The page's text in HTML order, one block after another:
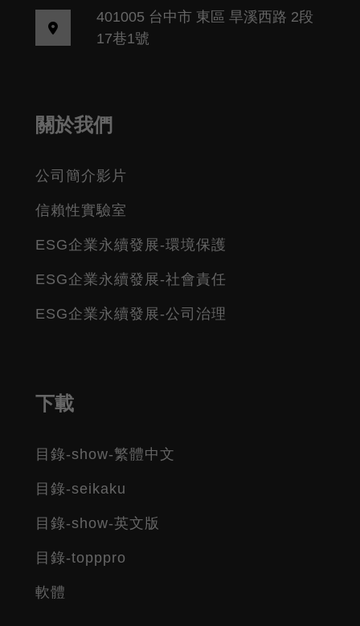
401005 台中市 東區 旱溪西路 2段
17巷1號
關於我們
公司簡介影片
信賴性實驗室
ESG企業永續發展-環境保護
ESG企業永續發展-社會責任
ESG企業永續發展-公司治理
下載
目錄-show-繁體中文
目錄-seikaku
目錄-show-英文版
目錄-topppro
軟體